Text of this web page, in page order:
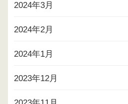
2024年3月
2024年2月
2024年1月
2023年12月